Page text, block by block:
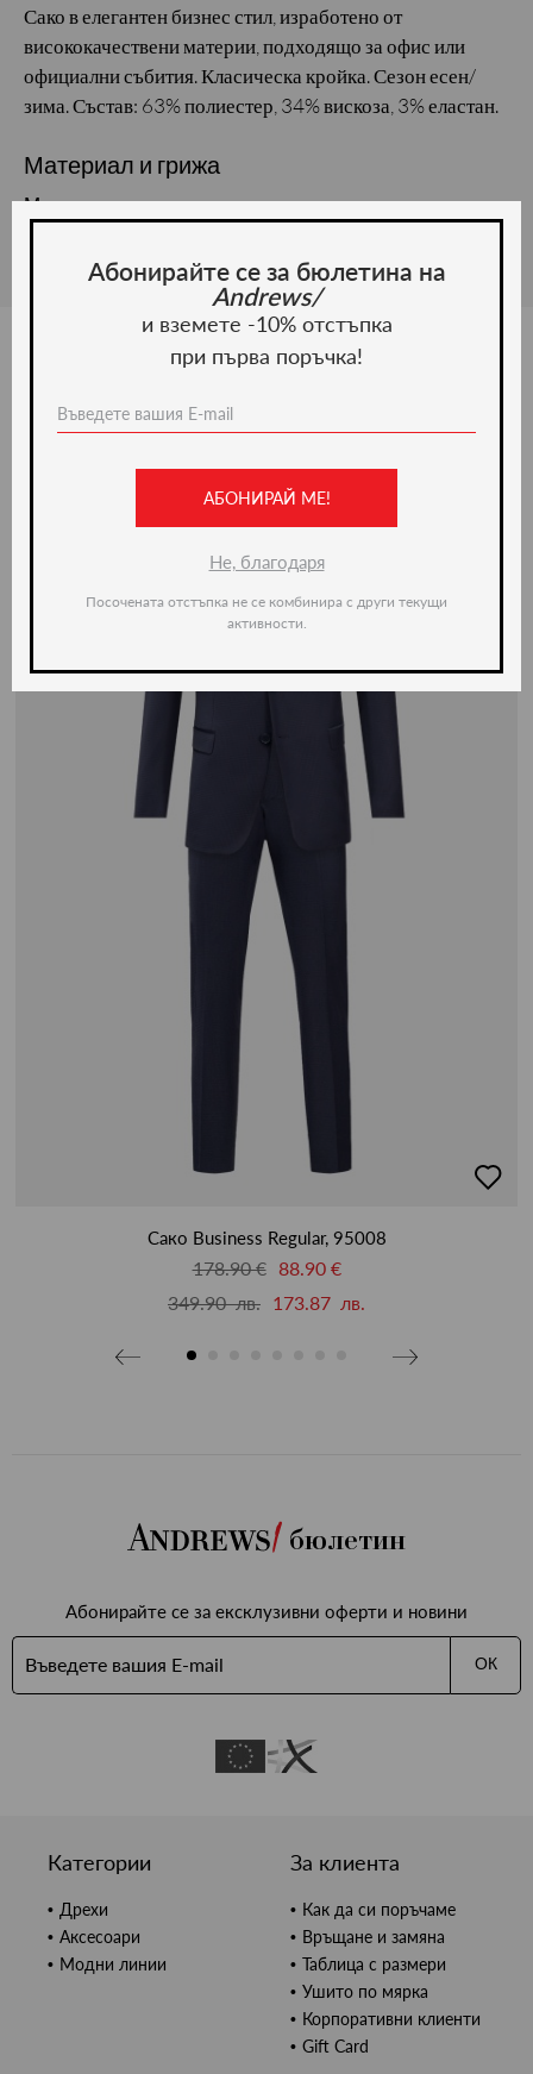
Сако в елегантен бизнес стил, изработено от
висококачествени материи, подходящо за офис или
официални събития. Класическа кройка. Сезон есен/
зима. Състав: 63% полиестер, 34% вискоза, 3% еластан.
Материал и грижа
Материал:
Ние препоръчваме
в
Сако Business Regular, 95008
178.90 €
88.90 €
349.90 лв. 173.87 лв.
бюлетин
Абонирайте се за ексклузивни оферти и новини
ОК
Категории
Дрехи
Аксесоари
Модни линии
За клиента
Как да си поръчаме
Връщане и замяна
Таблица с размери
Ушито по мярка
Корпоративни клиенти
Gift Card
Абонирайте се за бюлетина на
Andrews/
и вземете -10% отстъпка
при първа поръчка!
АБОНИРАЙ МЕ!
Не, благодаря
Посочената отстъпка не се комбинира с други текущи
активности.